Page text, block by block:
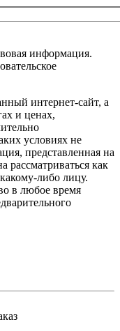
информация.
интернет-сайт, а
и ценах,
условиях не
представленная на
рассматриваться как
либо лицу.
в любое время